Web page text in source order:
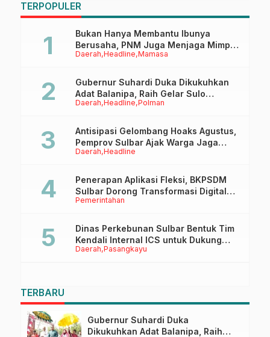
TERPOPULER
Daerah Headline Mamasa
Bukan Hanya Membantu Ibunya
Berusaha, PNM Juga Menjaga Mimpi
Anaknya Untuk Menggapai Cita-Cita
Daerah Headline Polman
Gubernur Suhardi Duka Dikukuhkan
Adat Balanipa, Raih Gelar Sulo
Tappidena
Daerah Headline
Antisipasi Gelombang Hoaks Agustus,
Pemprov Sulbar Ajak Warga Jaga
Ruang Digital
Pemerintahan
Penerapan Aplikasi Fleksi, BKPSDM
Sulbar Dorong Transformasi Digital
Sistem Kehadiran ASN
Daerah Pasangkayu
Dinas Perkebunan Sulbar Bentuk Tim
Kendali Internal ICS untuk Dukung
Sertifikasi ISPO Pekebun di
TERBARU
Gubernur Suhardi Duka
Dikukuhkan Adat Balanipa, Raih